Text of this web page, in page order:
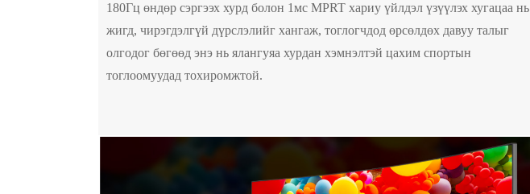
180Гц өндөр сэргээх хурд болон 1мс MPRT хариу үйлдэл үзүүлэх хугацаа нь
жигд, чирэгдэлгүй дүрслэлийг хангаж, тоглогчдод өрсөлдөх давуу талыг
олгодог бөгөөд энэ нь ялангуяа хурдан хэмнэлтэй цахим спортын
тоглоомуудад тохиромжтой.